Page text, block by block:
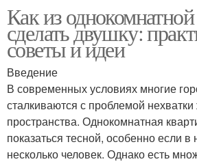
Как из
сделать двушку:
советы и идеи
Введение
В современных условиях многие
сталкиваются с проблемой
пространства. Однокомнатная
показаться тесной, особенно если
несколько человек. Однако есть